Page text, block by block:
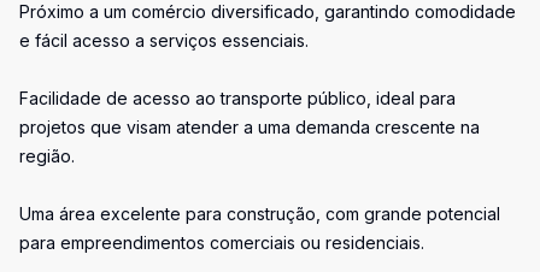
Próximo a um comércio diversificado, garantindo comodidade
e fácil acesso a serviços essenciais.
Facilidade de acesso ao transporte público, ideal para
projetos que visam atender a uma demanda crescente na
região.
Uma área excelente para construção, com grande potencial
para empreendimentos comerciais ou residenciais.